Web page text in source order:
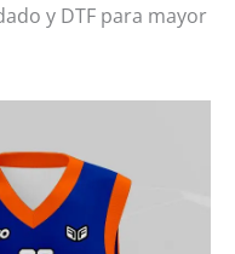
y DTF para mayor